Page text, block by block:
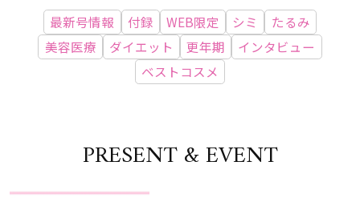
最新号情報 付録 WEB限定 シミ
たるみ
美容医療
ダイエット 更年期
インタビュー
ベストコスメ
PRESENT & EVENT